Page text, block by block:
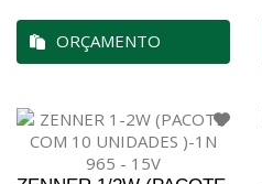
ORÇAMENTO